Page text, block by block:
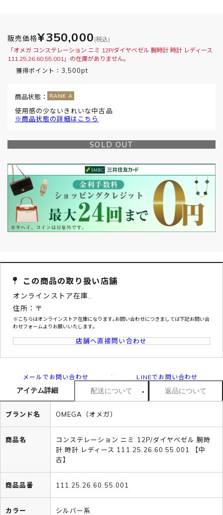
販売価格¥350,000 (税込)
「オメガ コンステレーション ニミ 12P/ダイヤベゼル 腕時計 時計 レディース
111.25.26.60.55.001」の在庫がありません。
獲得ポイント： 3,500pt
商品状態：
使用感の少ないきれいな中古品
※商品状態の詳細はこちら
SOLD OUT
この商品の取り扱い店舗
オンラインストア在庫..
住所：〒
※こちらはオンラインストア在庫になります｡お問い合わせにつきましては下記お問い合
わせフォームよりお願いいたします｡
店舗へ直接問い合わせ
メールでお問い合わせ LINEでお問い合わせ
アイテム詳細 配送について 返品について
ブランド名 OMEGA（オメガ）
商品名
コンステレーション ニミ 12P/ダイヤベゼル 腕時
計 時計 レディース 111.25.26.60.55.001 【中
古】
商品品番 111.25.26.60.55.001
カラー シルバー系